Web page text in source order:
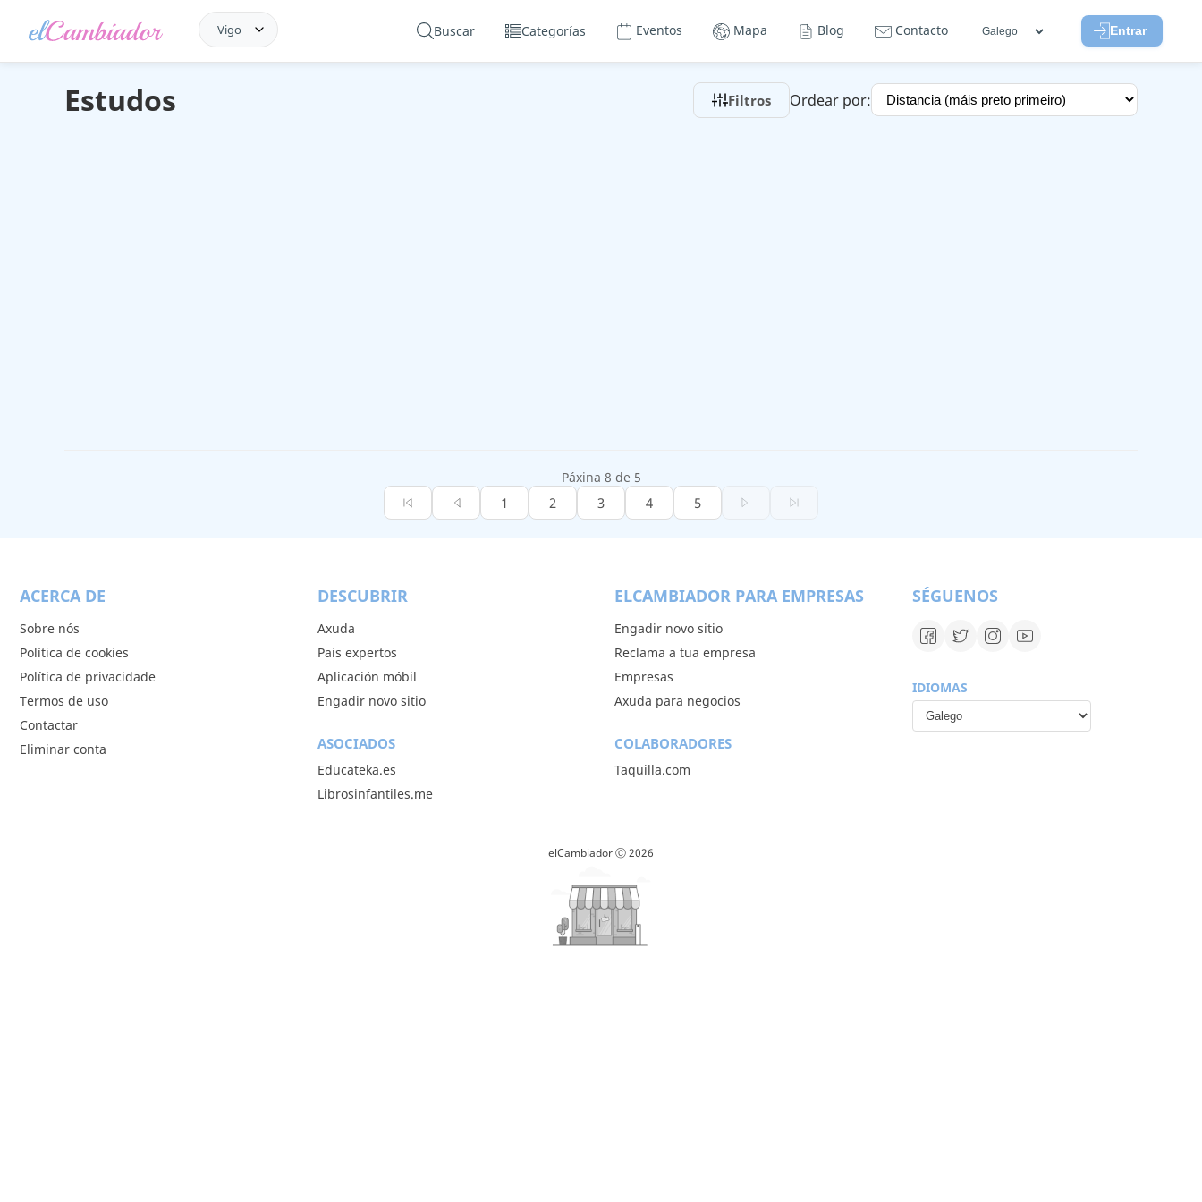
Buscar Categorías Eventos Mapa Blog Contacto Entrar
Vigo
Estudos Filtros Ordear por:
Páxina 8 de 5
1 2 3 4 5
ACERCA DE
Sobre nós
Política de cookies
Política de privacidade
Termos de uso
Contactar
Eliminar conta
DESCUBRIR
Axuda
Pais expertos
Aplicación móbil
Engadir novo sitio
ASOCIADOS
Educateka.es
Librosinfantiles.me
ELCAMBIADOR PARA EMPRESAS
Engadir novo sitio
Reclama a tua empresa
Empresas
Axuda para negocios
COLABORADORES
Taquilla.com
SÉGUENOS
IDIOMAS
elCambiador Ⓒ 2026